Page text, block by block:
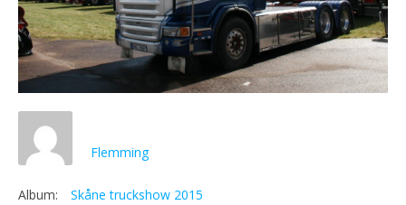
Flemming
Album:
Skåne truckshow 2015